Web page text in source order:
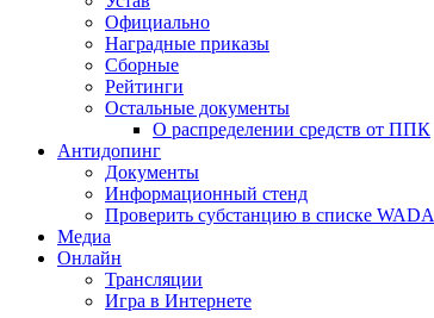
Официально
Наградные приказы
Сборные
Рейтинги
Остальные документы
О распределении средств от ППК
Антидопинг
Документы
Информационный стенд
Проверить субстанцию в списке WADA
Медиа
Онлайн
Трансляции
Игра в Интернете